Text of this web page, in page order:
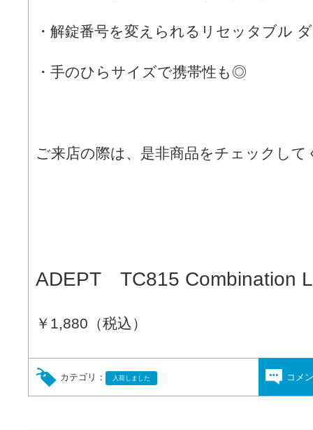
・解錠番号を変えられるリセッタブル
・手のひらサイズで携帯性も◎
ご来店の際は、是非商品をチェックして
ADEPT TC815 Combination
￥1,880（税込）
カテゴリ： 入荷しました コメ